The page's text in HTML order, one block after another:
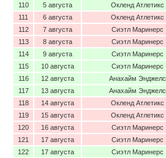
110
5 августа Окленд Атлетикс
111
6 августа Окленд Атлетикс
112
7 августа Сиэтл Маринерс
113
8 августа Сиэтл Маринерс
114
9 августа Сиэтл Маринерс
115
10 августа Сиэтл Маринерс
116
12 августа Анахайм Энджелс
117
13 августа Анахайм Энджелс
118
14 августа Окленд Атлетикс
119
15 августа Окленд Атлетикс
120
16 августа Сиэтл Маринерс
121
17 августа Сиэтл Маринерс
122
17 августа Сиэтл Маринерс